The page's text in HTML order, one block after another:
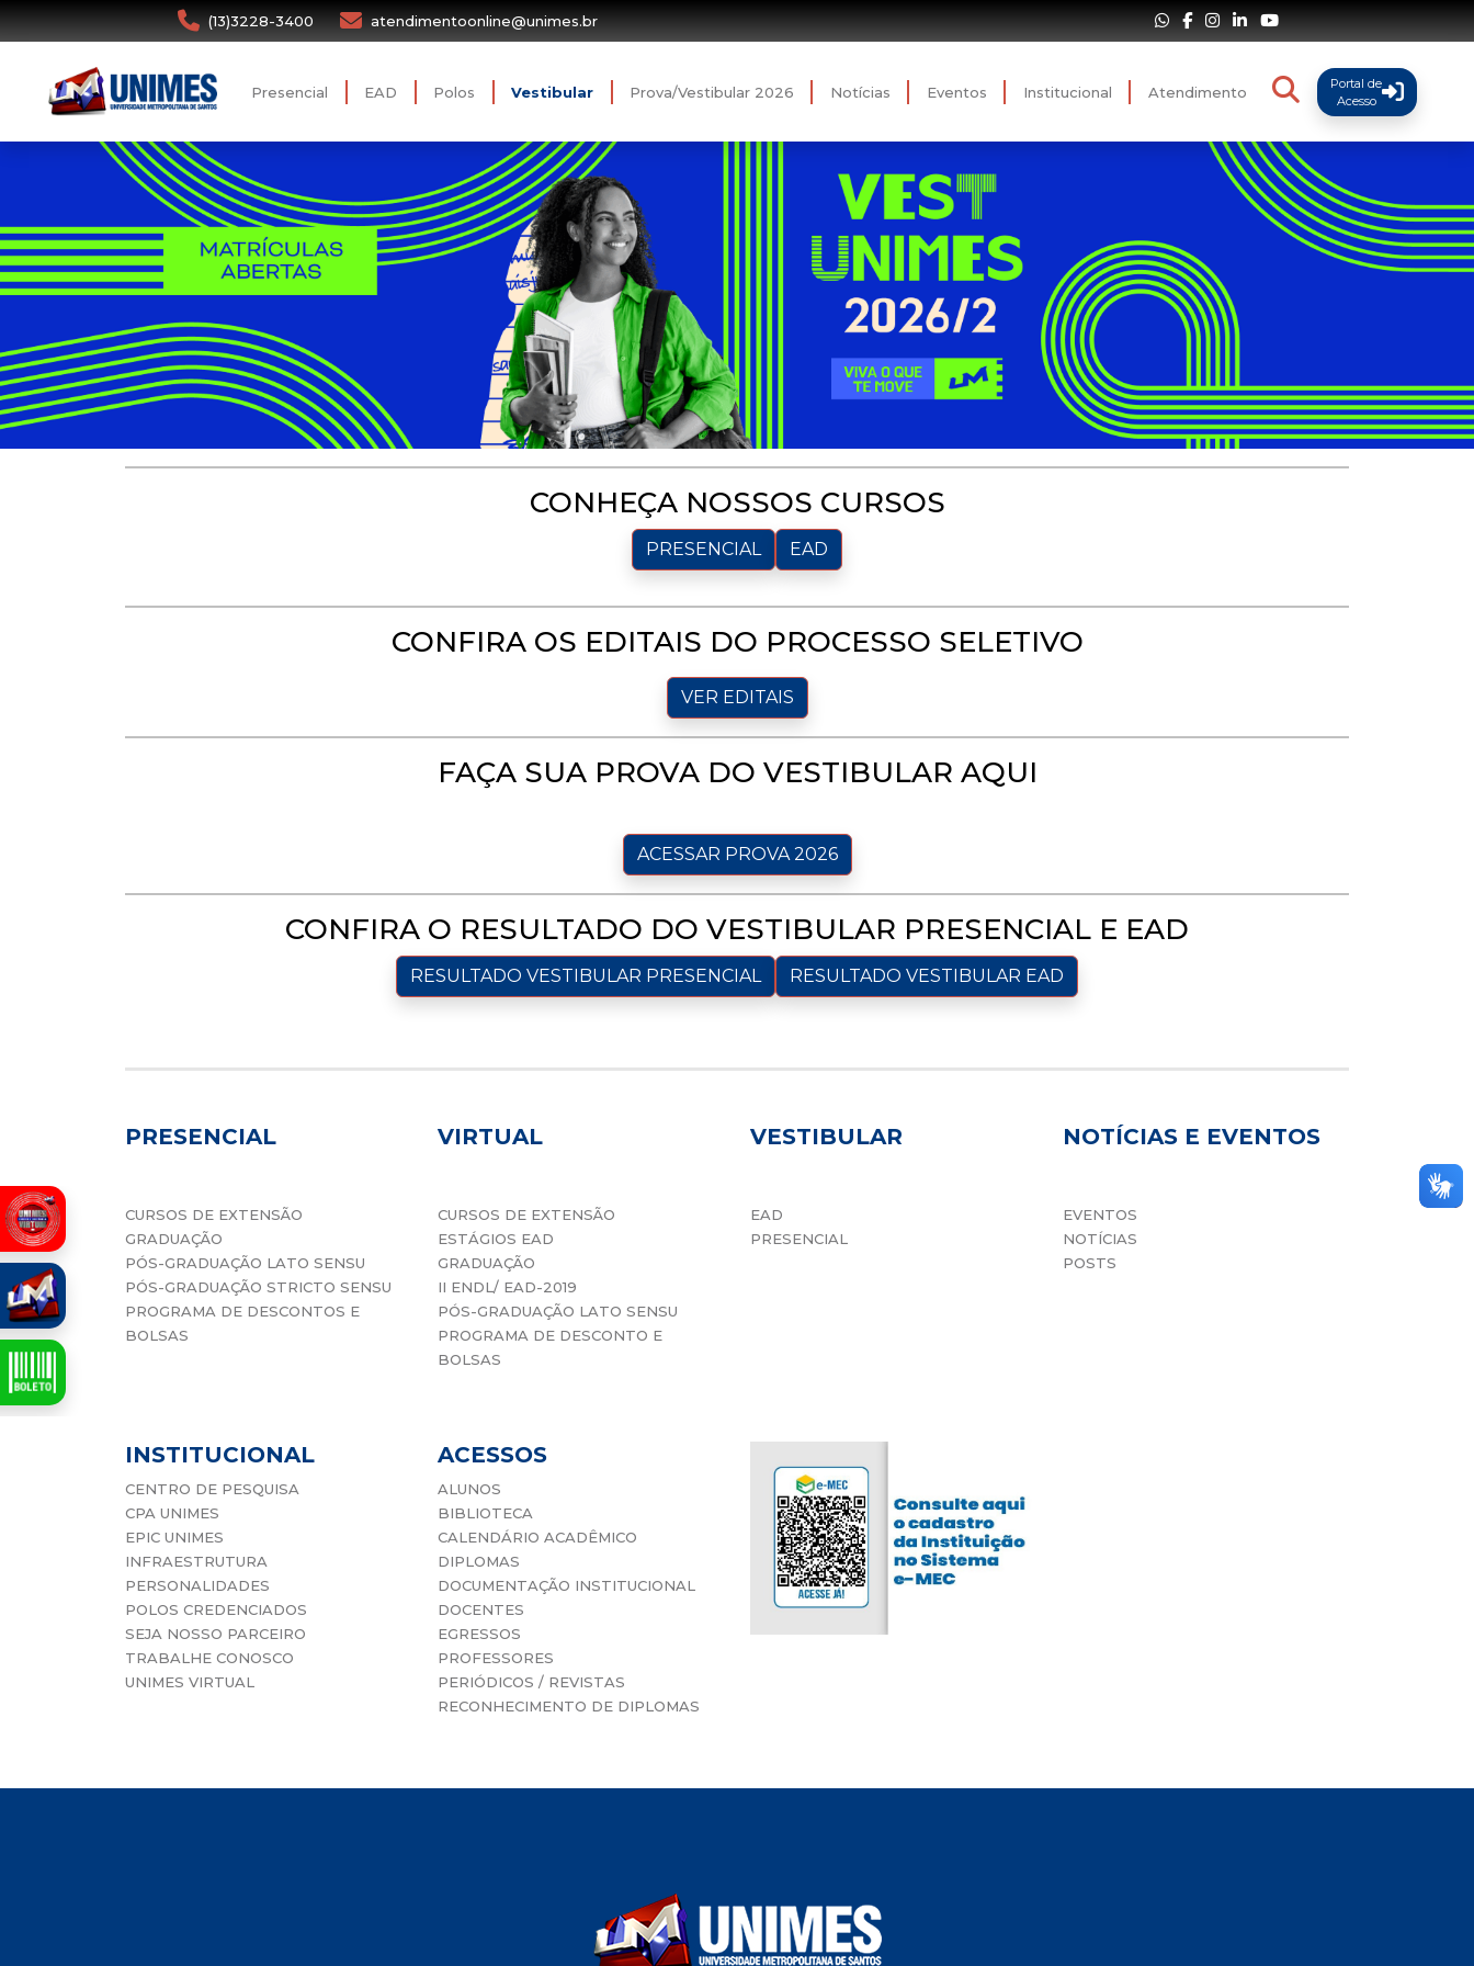
(13)3228-3400 atendimentoonline@unimes.br
Presencial EAD Polos Vestibular Prova/Vestibular 2026 Notícias Eventos Institucional Atendimento
Portal de
Acesso
CONHEÇA NOSSOS CURSOS
PRESENCIAL EAD
CONFIRA OS EDITAIS DO PROCESSO SELETIVO
VER EDITAIS
FAÇA SUA PROVA DO VESTIBULAR AQUI
ACESSAR PROVA 2026
CONFIRA O RESULTADO DO VESTIBULAR PRESENCIAL E EAD
RESULTADO VESTIBULAR PRESENCIAL RESULTADO VESTIBULAR EAD
PRESENCIAL
CURSOS DE EXTENSÃO
GRADUAÇÃO
PÓS-GRADUAÇÃO LATO SENSU
PÓS-GRADUAÇÃO STRICTO SENSU
PROGRAMA DE DESCONTOS E
BOLSAS
VIRTUAL
CURSOS DE EXTENSÃO
ESTÁGIOS EAD
GRADUAÇÃO
II ENDL/ EAD-2019
PÓS-GRADUAÇÃO LATO SENSU
PROGRAMA DE DESCONTO E
BOLSAS
VESTIBULAR
EAD
PRESENCIAL
NOTÍCIAS E EVENTOS
EVENTOS
NOTÍCIAS
POSTS
INSTITUCIONAL
CENTRO DE PESQUISA
CPA UNIMES
EPIC UNIMES
INFRAESTRUTURA
PERSONALIDADES
POLOS CREDENCIADOS
SEJA NOSSO PARCEIRO
TRABALHE CONOSCO
UNIMES VIRTUAL
ACESSOS
ALUNOS
BIBLIOTECA
CALENDÁRIO ACADÊMICO
DIPLOMAS
DOCUMENTAÇÃO INSTITUCIONAL
DOCENTES
EGRESSOS
PROFESSORES
PERIÓDICOS / REVISTAS
RECONHECIMENTO DE DIPLOMAS